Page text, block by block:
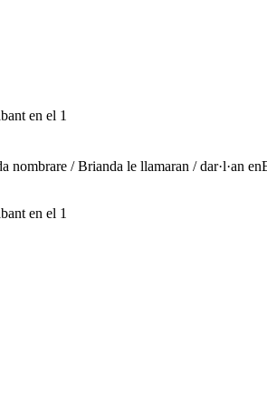
en el 1
nombrare / Brianda le llamaran / dar·l·an en
en el 1